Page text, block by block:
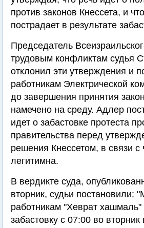
против законов Кнессета, и
пострадает в результате
Председатель
трудовым конфликтам судья
отклонил эти утверждения и
работникам Электрической
до завершения принятия
намечено на среду. Адлер
идет о забастовке протеста
правительства перед
решения Кнессетом, в связи с
легитимна.
В вердикте суда,
вторник, судьи постановили:
работникам "Хеврат хашмаль"
забастовку с 07:00 во